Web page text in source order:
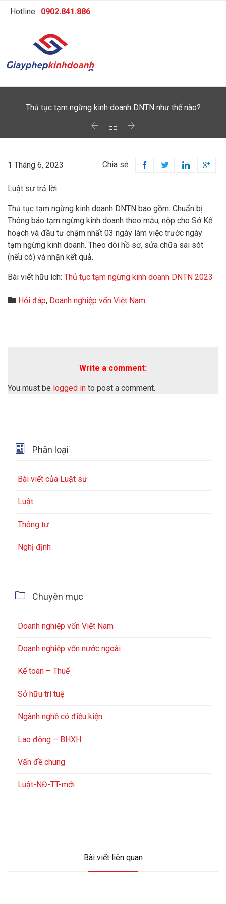
Hotline: 0902.841.886
Thủ tục tạm ngừng kinh doanh DNTN như thế nào?
  
1 Tháng 6, 2023 Chia sẻ    
Luật sư trả lời:
Thủ tục tạm ngừng kinh doanh DNTN bao gồm: Chuẩn bị
Thông báo tạm ngừng kinh doanh theo mẫu, nộp cho Sở Kế
hoạch và đầu tư chậm nhất 03 ngày làm việc trước ngày
tạm ngừng kinh doanh. Theo dõi hồ sơ, sửa chữa sai sót
(nếu có) và nhận kết quả.
Bài viết hữu ích: Thủ tục tạm ngừng kinh doanh DNTN 2023
 Category
Hỏi đáp, Doanh nghiệp vốn Việt Nam
Write a comment:
You must be logged in to post a comment.
 Phân loại
Bài viết của Luật sư
Luật
Thông tư
Nghị định
 Chuyên mục
Doanh nghiệp vốn Việt Nam
Doanh nghiệp vốn nước ngoài
Kế toán – Thuế
Sở hữu trí tuệ
Ngành nghề có điều kiện
Lao động – BHXH
Vấn đề chung
Luật-NĐ-TT-mới
Bài viết liên quan